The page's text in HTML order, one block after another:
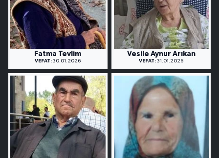
Fatma Tevlim
VEFAT: 30.01.2026
Vesile Aynur Arıkan
VEFAT: 31.01.2026